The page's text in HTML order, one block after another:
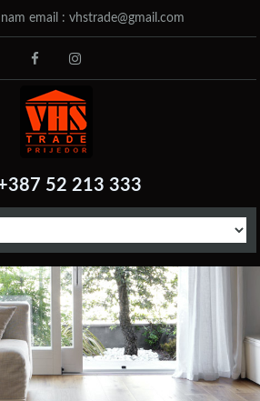
email : vhstrade@gmail.com
52 213 333